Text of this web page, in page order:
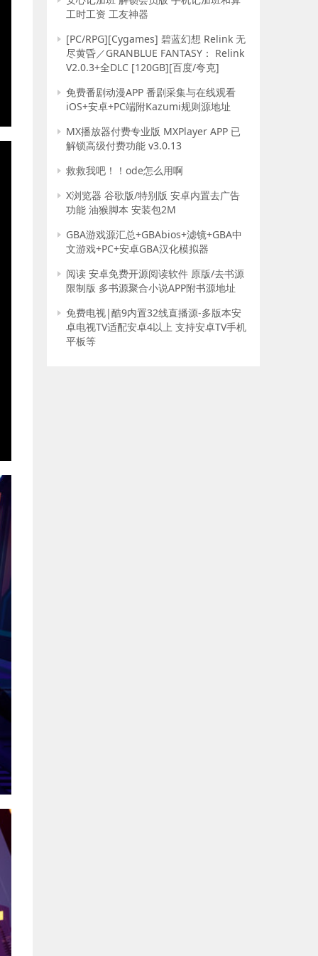
工时工资 工友神器
[PC/RPG][Cygames] 碧蓝幻想 Relink 无
尽黄昏／GRANBLUE FANTASY： Relink
V2.0.3+全DLC [120GB][百度/夸克]
免费番剧动漫APP 番剧采集与在线观看
iOS+安卓+PC端附Kazumi规则源地址
MX播放器付费专业版 MXPlayer APP 已
解锁高级付费功能 v3.0.13
救救我吧！！ode怎么用啊
X浏览器 谷歌版/特别版 安卓内置去广告
功能 油猴脚本 安装包2M
GBA游戏源汇总+GBAbios+滤镜+GBA中
文游戏+PC+安卓GBA汉化模拟器
阅读 安卓免费开源阅读软件 原版/去书源
限制版 多书源聚合小说APP附书源地址
免费电视|酷9内置32线直播源-多版本安
卓电视TV适配安卓4以上 支持安卓TV手机
平板等